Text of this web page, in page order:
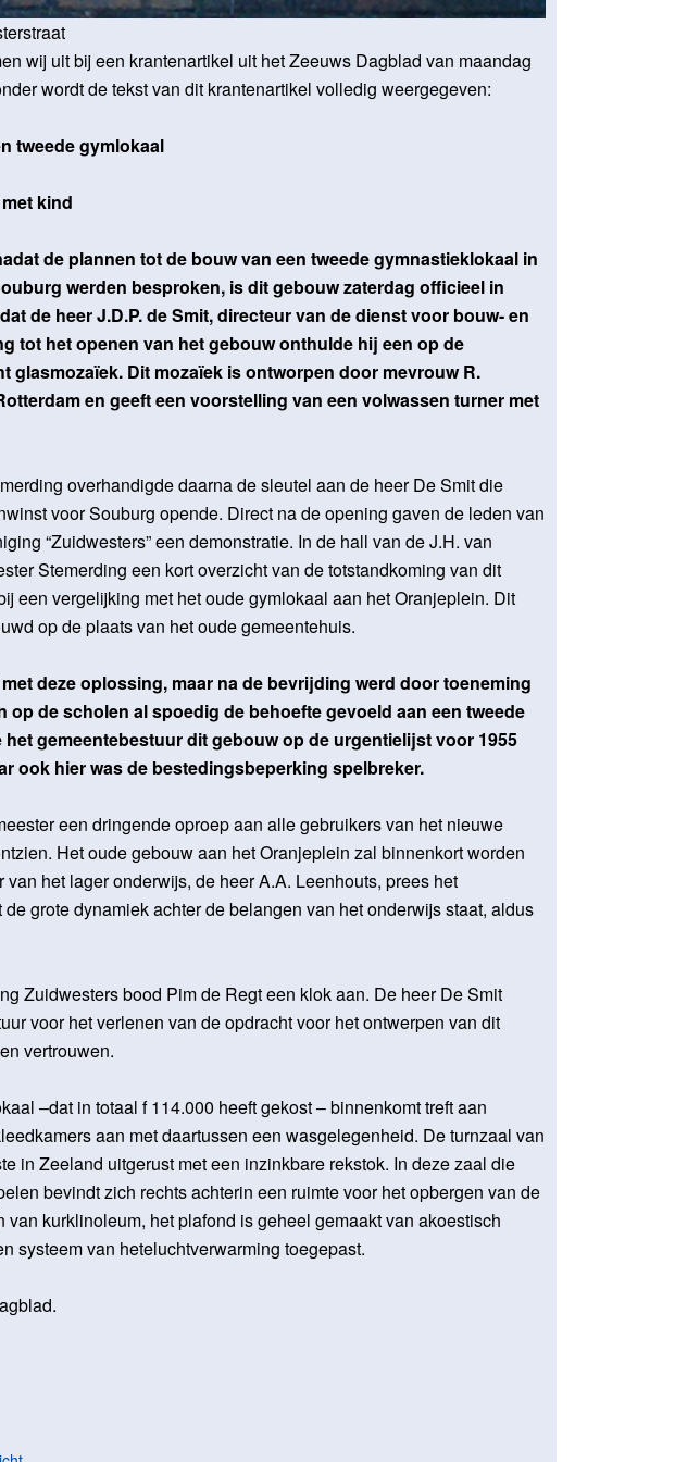
wij uit bij een krantenartikel uit het Zeeuws Dagblad van maandag
wordt de tekst van dit krantenartikel volledig weergegeven:
tweede gymlokaal
kind
de plannen tot de bouw van een tweede gymnastieklokaal in
werden besproken, is dit gebouw zaterdag officieel in
de heer J.D.P. de Smit, directeur van de dienst voor bouw- en
tot het openen van het gebouw onthulde hij een op de
glasmozaïek. Dit mozaïek is ontworpen door mevrouw R.
en geeft een voorstelling van een volwassen turner met
overhandigde daarna de sleutel aan de heer De Smit die
voor Souburg opende. Direct na de opening gaven de leden van
“Zuidwesters” een demonstratie. In de hall van de J.H. van
Stemerding een kort overzicht van de totstandkoming van dit
een vergelijking met het oude gymlokaal aan het Oranjeplein. Dit
op de plaats van het oude gemeentehuis.
deze oplossing, maar na de bevrijding werd door toeneming
op de scholen al spoedig de behoefte gevoeld aan een tweede
het gemeentebestuur dit gebouw op de urgentielijst voor 1955
ook hier was de bestedingsbeperking spelbreker.
een dringende oproep aan alle gebruikers van het nieuwe
Het oude gebouw aan het Oranjeplein zal binnenkort worden
het lager onderwijs, de heer A.A. Leenhouts, prees het
grote dynamiek achter de belangen van het onderwijs staat, aldus
Zuidwesters bood Pim de Regt een klok aan. De heer De Smit
voor het verlenen van de opdracht voor het ontwerpen van dit
vertrouwen.
–dat in totaal f 114.000 heeft gekost – binnenkomt treft aan
aan met daartussen een wasgelegenheid. De turnzaal van
in Zeeland uitgerust met een inzinkbare rekstok. In deze zaal die
bevindt zich rechts achterin een ruimte voor het opbergen van de
van kurklinoleum, het plafond is geheel gemaakt van akoestisch
systeem van heteluchtverwarming toegepast.